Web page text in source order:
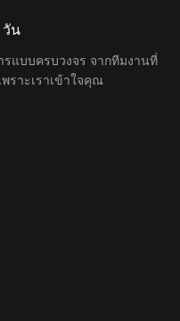
วัน
รแบบครบวงจร จากทีมงานที่
ราะเราเข้าใจคุณ